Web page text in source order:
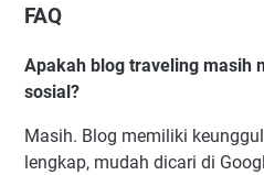
FAQ
Apakah blog traveling masih
sosial?
Masih. Blog memiliki
lengkap, mudah dicari di